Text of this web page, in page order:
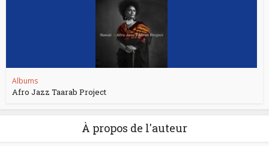
Albums
Afro Jazz Taarab Project
À propos de l'auteur